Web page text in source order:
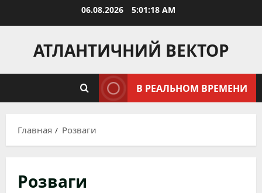
06.08.2026 5:01:18 AM
АТЛАНТИЧНИЙ ВЕКТОР
В РЕАЛЬНОМ ВРЕМЕНИ
Главная Розваги
Розваги